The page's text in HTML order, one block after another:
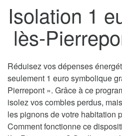
Isolation 1
lès-
Réduisez vos dépenses
seulement 1 euro symbolique
Pierrepont ». Grâce à ce
isolez vos combles perdus,
les pignons de votre habitation
Comment fonctionne ce